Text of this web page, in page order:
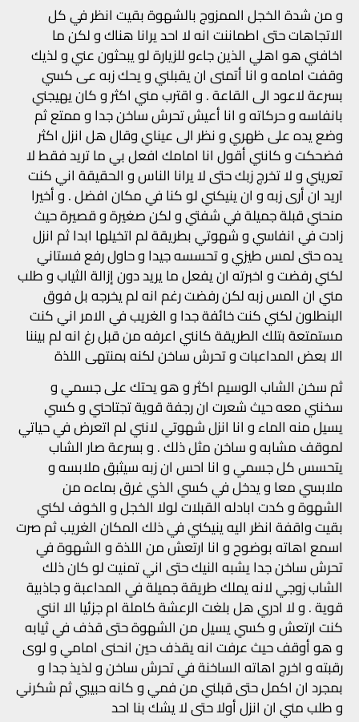
و من شدة الخجل الممزوج بالشهوة بقيت انظر في كل
الاتجاهات حتى اطماننت انه لا احد يرانا هناك و لكن ما
اخافني هو اهلي الذين جاءو للزيارة لو يبحثون عني و لذيك
وقفت امامه و انا أتمنى ان يقبلني و يحك زبه عى كسي
بسرعة لاعود الى القاعة . و اقترب مني اكثر و كان يهيجني
بانفاسه و حركاته و انا أعيش تحرش ساخن جدا و ممتع ثم
وضع يده على ظهري و نظر الى عيناي وقال هل انزل اكثر
فضحكت و كانني أقول انا امامك افعل بي ما تريد فقط لا
تعريني و لا تخرج زبك حتى لا يرانا الناس و الحقيقة اني كنت
اريد ان أرى زبه و ان ينيكني لو كنا في مكان افضل . و أخيرا
منحني قبلة جميلة في شفتي و لكن صغيرة و قصيرة حيث
زادت في انفاسي و شهوتي بطريقة لم اتخيلها ابدا ثم انزل
يده حتى لمس طيزي و تحسسه جيدا و حاول رفع فستاني
لكني رفضت و اخبرته ان يفعل ما يريد دون إزالة الثياب و طلب
مني ان المس زبه لكن رفضت رغم انه لم يخرجه بل فوق
البنطلون لكني كنت خائفة جدا و الغريب في الامر اني كنت
مستمتعة بتلك الطريقة كانني اعرفه من قبل رغ انه لم بيننا
الا بعض المداعبات و تحرش ساخن لكنه بمنتهى اللذة
ثم سخن الشاب الوسيم اكثر و هو يحتك على جسمي و
سخنني معه حيث شعرت ان رجفة قوية تجتاحني و كسي
يسيل منه الماء و انا انزل شهوتي لانني لم اتعرض في حياتي
لموقف مشابه و ساخن مثل ذلك . و بسرعة صار الشاب
يتحسس كل جسمي و انا احس ان زبه سيثبق ملابسه و
ملابسي معا و يدخل في كسي الذي غرق بماءه من
الشهوة و كدت ابادله القبلات لولا الخجل و الخوف لكني
بقيت واقفة انظر اليه ينيكني في ذلك المكان الغريب ثم صرت
اسمع اهاته بوضوح و انا ارتعش من اللذة و الشهوة في
تحرش ساخن جدا يشبه النيك حتى اني تمنيت لو كان ذلك
الشاب زوجي لانه يملك طريقة جميلة في المداعبة و جاذبية
قوية . و لا ادري هل بلغت الرعشة كاملة ام جزئيا الا انني
كنت ارتعش و كسي يسيل من الشهوة حتى قذف في ثيابه
و هو أوقف حيث عرفت انه يقذف حين انحنى امامي و لوى
رقبته و اخرج اهاته الساخنة في تحرش ساخن و لذيذ جدا و
بمجرد ان اكمل حتى قبلني من فمي و كانه حبيبي ثم شكرني
و طلب مني ان انزل أولا حتى لا يشك بنا احد